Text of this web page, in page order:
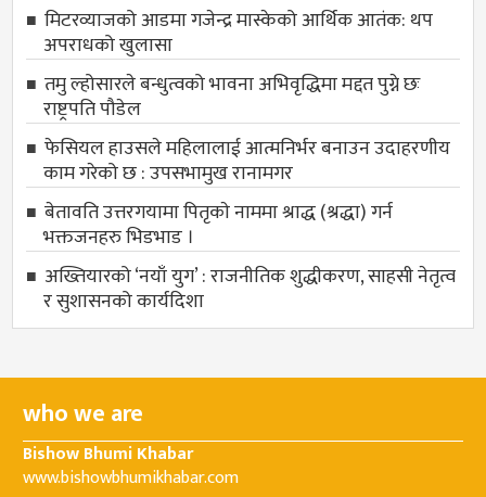
मिटरव्याजको आडमा गजेन्द्र मास्केको आर्थिक आतंक: थप
अपराधको खुलासा
तमु ल्होसारले बन्धुत्वको भावना अभिवृद्धिमा मद्दत पुग्ने छः
राष्ट्रपति पौडेल
फेसियल हाउसले महिलालाई आत्मनिर्भर बनाउन उदाहरणीय
काम गरेको छ : उपसभामुख रानामगर
बेतावति उत्तरगयामा पितृकाे नाममा श्राद्ध (श्रद्धा) गर्न
भक्तजनहरु भिडभाड ।
अख्तियारको ‘नयाँ युग’ : राजनीतिक शुद्धीकरण, साहसी नेतृत्व
र सुशासनको कार्यदिशा
who we are
Bishow Bhumi Khabar
www.bishowbhumikhabar.com